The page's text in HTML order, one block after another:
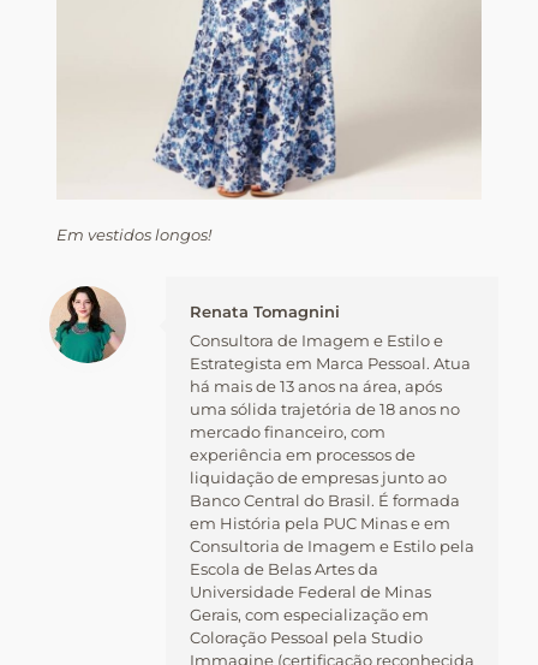
Em vestidos longos!
Renata Tomagnini
Consultora de Imagem e Estilo e
Estrategista em Marca Pessoal. Atua
há mais de 13 anos na área, após
uma sólida trajetória de 18 anos no
mercado financeiro, com
experiência em processos de
liquidação de empresas junto ao
Banco Central do Brasil. É formada
em História pela PUC Minas e em
Consultoria de Imagem e Estilo pela
Escola de Belas Artes da
Universidade Federal de Minas
Gerais, com especialização em
Coloração Pessoal pela Studio
Immagine (certificação reconhecida